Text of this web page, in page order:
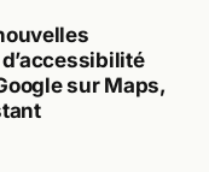
sur Maps,